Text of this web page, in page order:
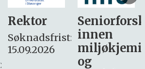
Seniorforsker
innen
miljøkjemi
søker
– fast